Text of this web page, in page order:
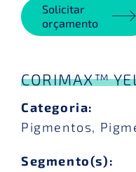
Solicitar
orçamento
CORIMAX™
Categoria:
Pigmentos,
Segmento(s):